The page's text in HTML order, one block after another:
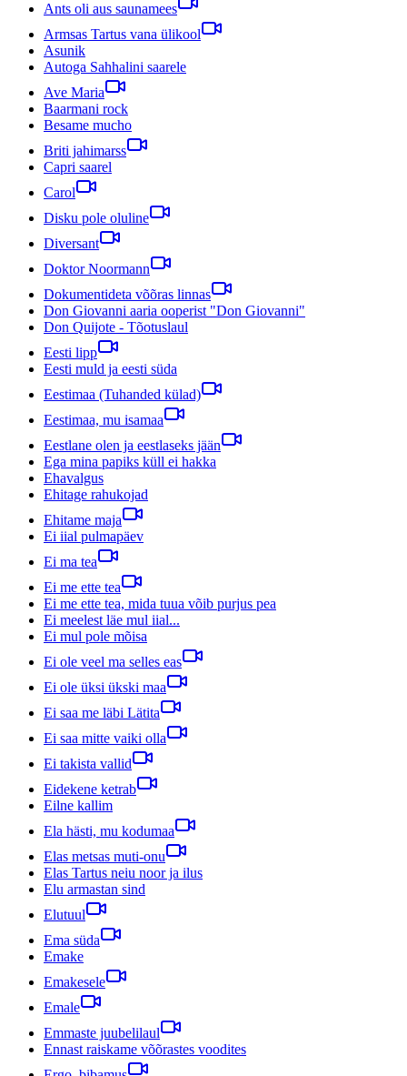
Ants oli aus saunamees
Armsas Tartus vana ülikool
Asunik
Autoga Sahhalini saarele
Ave Maria
Baarmani rock
Besame mucho
Briti jahimarss
Capri saarel
Carol
Disku pole oluline
Diversant
Doktor Noormann
Dokumentideta võõras linnas
Don Giovanni aaria ooperist "Don Giovanni"
Don Quijote - Tõotuslaul
Eesti lipp
Eesti muld ja eesti süda
Eestimaa (Tuhanded külad)
Eestimaa, mu isamaa
Eestlane olen ja eestlaseks jään
Ega mina papiks küll ei hakka
Ehavalgus
Ehitage rahukojad
Ehitame maja
Ei iial pulmapäev
Ei ma tea
Ei me ette tea
Ei me ette tea, mida tuua võib purjus pea
Ei meelest läe mul iial...
Ei mul pole mõisa
Ei ole veel ma selles eas
Ei ole üksi ükski maa
Ei saa me läbi Lätita
Ei saa mitte vaiki olla
Ei takista vallid
Eidekene ketrab
Eilne kallim
Ela hästi, mu kodumaa
Elas metsas muti-onu
Elas Tartus neiu noor ja ilus
Elu armastan sind
Elutuul
Ema süda
Emake
Emakesele
Emale
Emmaste juubelilaul
Ennast raiskame võõrastes voodites